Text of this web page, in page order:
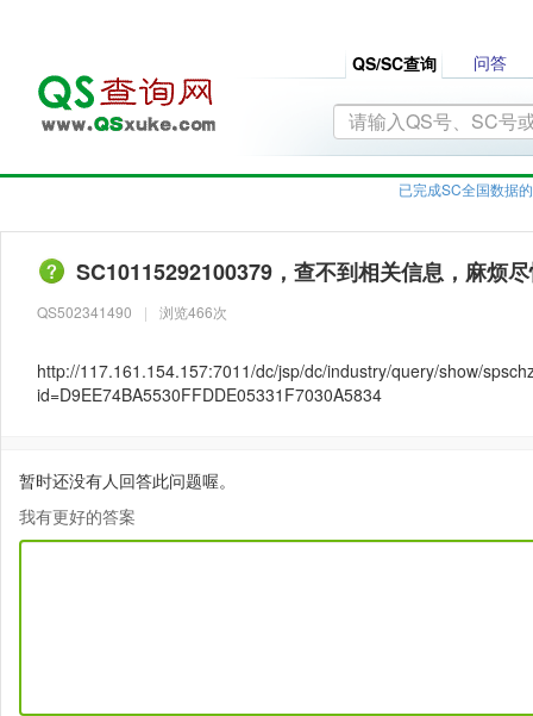
QS/SC查询 问答
已完成SC全国数据
SC10115292100379，查不到相关信息，麻烦
QS502341490 | 浏览466次
http://117.161.154.157:7011/dc/jsp/dc/industry/query/show/
id=D9EE74BA5530FFDDE05331F7030A5834
暂时还没有人回答此问题喔。
我有更好的答案